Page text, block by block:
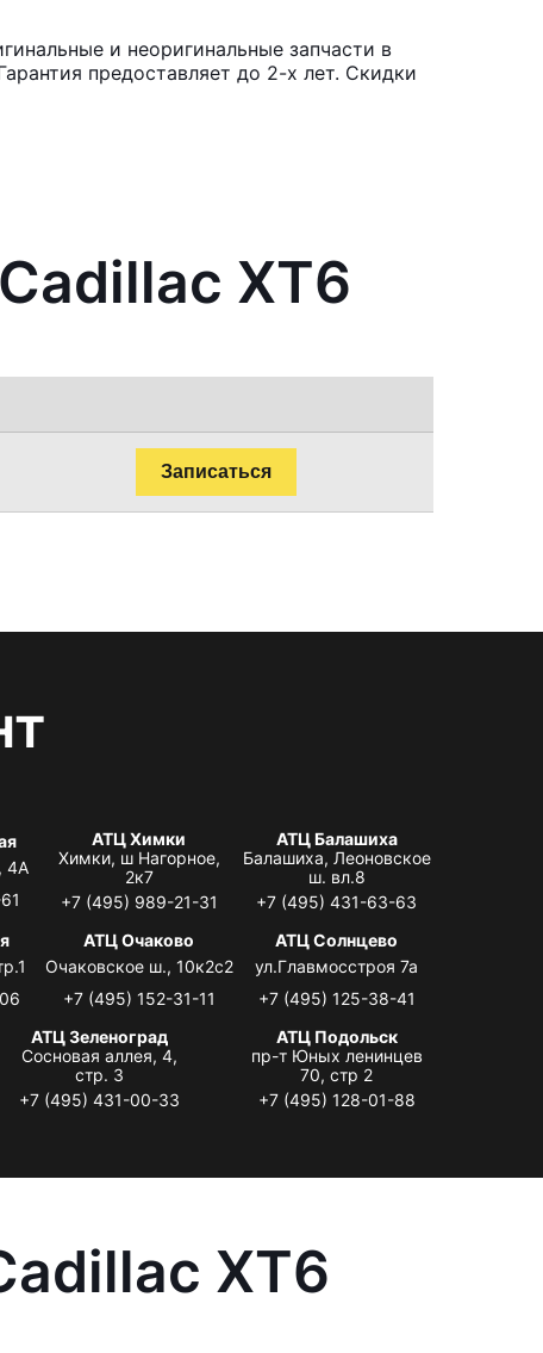
и неоригинальные запчасти в
предоставляет до 2-х лет. Скидки
XT6
Записаться
4А
АТЦ Химки
Химки, ш Нагорное,
2к7
+7 (495) 989-21-31
АТЦ Балашиха
Балашиха, Леоновское
ш. вл.8
+7 (495) 431-63-63
АТЦ Очаково
Очаковское ш., 10к2с2
+7 (495) 152-31-11
АТЦ Солнцево
ул.Главмосстроя 7а
+7 (495) 125-38-41
АТЦ Зеленоград
Сосновая аллея, 4,
стр. 3
+7 (495) 431-00-33
АТЦ Подольск
пр-т Юных ленинцев
70, стр 2
+7 (495) 128-01-88
XT6